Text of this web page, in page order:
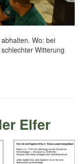
Wo: bei
Witterung
Elfer